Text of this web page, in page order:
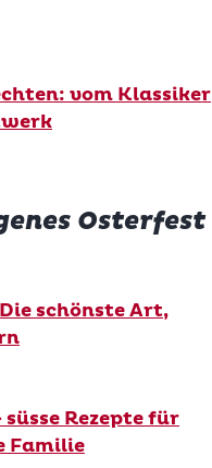
vom Klassiker
Osterfest
schönste Art,
Rezepte für
Familie